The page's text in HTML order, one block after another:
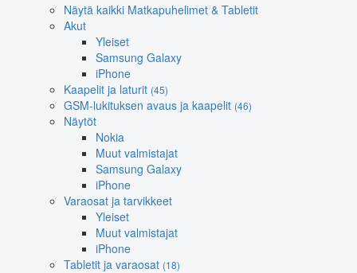
Näytä kaikki Matkapuhelimet & Tabletit
Akut
Yleiset
Samsung Galaxy
iPhone
Kaapelit ja laturit (45)
GSM-lukituksen avaus ja kaapelit (46)
Näytöt
Nokia
Muut valmistajat
Samsung Galaxy
iPhone
Varaosat ja tarvikkeet
Yleiset
Muut valmistajat
iPhone
Tabletit ja varaosat (18)